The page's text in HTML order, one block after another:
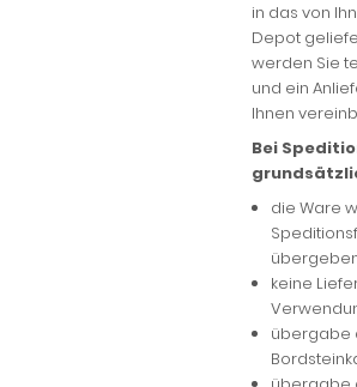
in das von
Depot
werden Sie
und ein
Ihnen
Bei
die Ware
keine
übergabe